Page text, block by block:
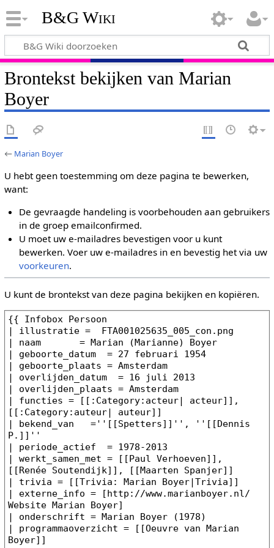
B&G Wiki
Brontekst bekijken van Marian
Boyer
← Marian Boyer
U hebt geen toestemming om deze pagina te bewerken,
want:
De gevraagde handeling is voorbehouden aan gebruikers
in de groep emailconfirmed.
U moet uw e-mailadres bevestigen voor u kunt
bewerken. Voer uw e-mailadres in en bevestig het via uw
voorkeuren.
U kunt de brontekst van deze pagina bekijken en kopiëren.